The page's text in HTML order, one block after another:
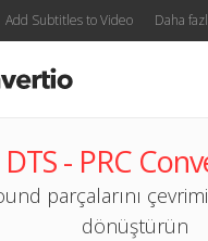
Add Subtitles to Video Daha
DTS - PRC
parçalarını
dönüştürün